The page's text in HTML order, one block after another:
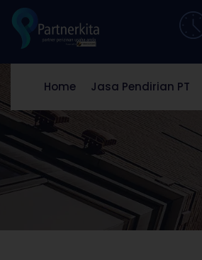
Home Jasa Pendirian PT